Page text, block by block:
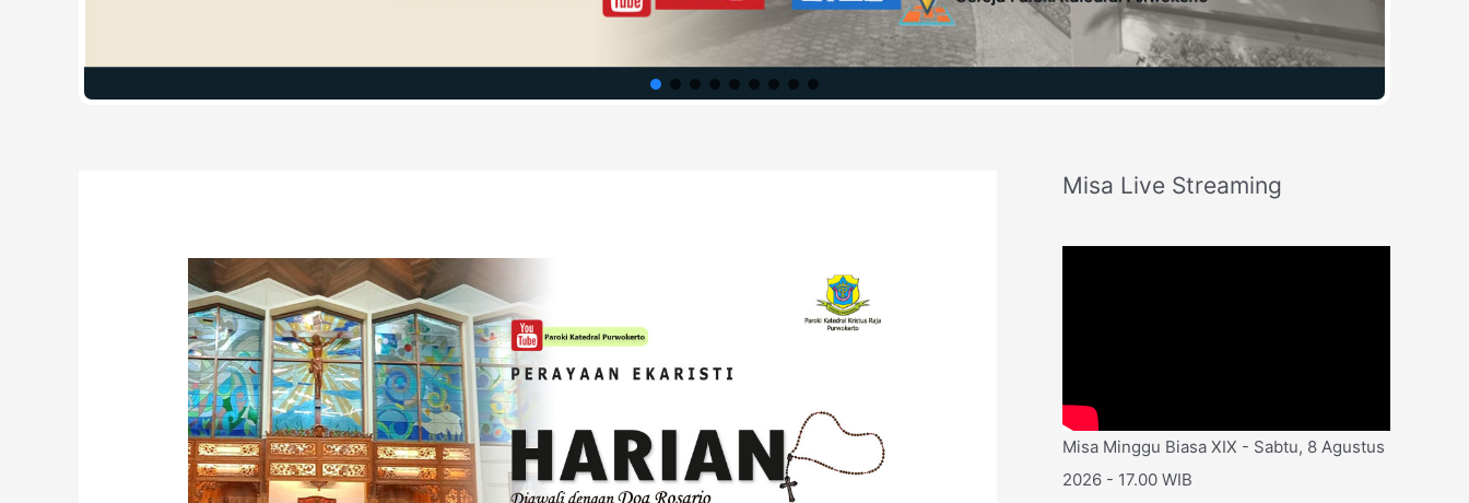
Misa Live Streaming
Misa Minggu Biasa XIX - Sabtu, 8 Agustus
2026 - 17.00 WIB